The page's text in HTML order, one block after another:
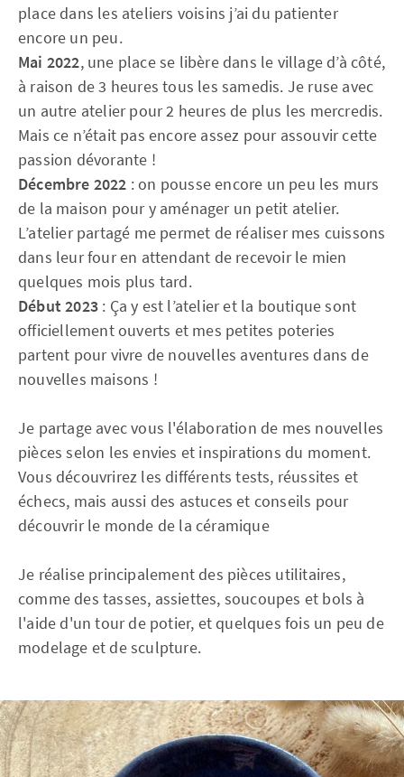
place dans les ateliers voisins j’ai du patienter
encore un peu.
Mai 2022, une place se libère dans le village d’à côté,
à raison de 3 heures tous les samedis. Je ruse avec
un autre atelier pour 2 heures de plus les mercredis.
Mais ce n’était pas encore assez pour assouvir cette
passion dévorante !
Décembre 2022 : on pousse encore un peu les murs
de la maison pour y aménager un petit atelier.
L’atelier partagé me permet de réaliser mes cuissons
dans leur four en attendant de recevoir le mien
quelques mois plus tard.
Début 2023 : Ça y est l’atelier et la boutique sont
officiellement ouverts et mes petites poteries
partent pour vivre de nouvelles aventures dans de
nouvelles maisons !
Je partage avec vous l'élaboration de mes nouvelles
pièces selon les envies et inspirations du moment.
Vous découvrirez les différents tests, réussites et
échecs, mais aussi des astuces et conseils pour
découvrir le monde de la céramique
Je réalise principalement des pièces utilitaires,
comme des tasses, assiettes, soucoupes et bols à
l'aide d'un tour de potier, et quelques fois un peu de
modelage et de sculpture.